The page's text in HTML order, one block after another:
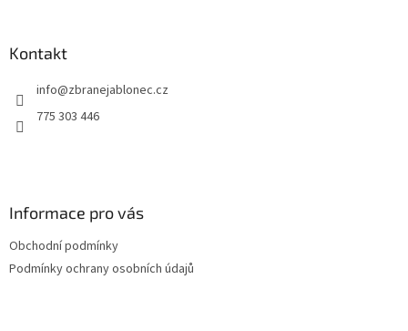
Kontakt
info@zbranejablonec.cz
775 303 446
Informace pro vás
Obchodní podmínky
Podmínky ochrany osobních údajů